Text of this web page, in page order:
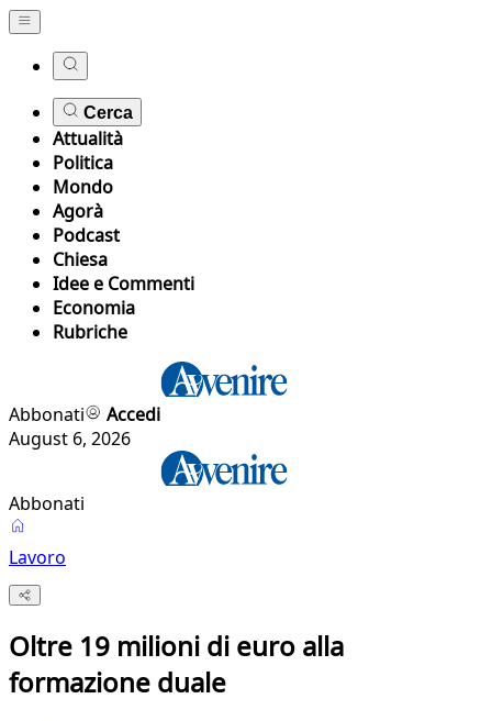
Cerca
Attualità
Politica
Mondo
Agorà
Podcast
Chiesa
Idee e Commenti
Economia
Rubriche
Abbonati
Accedi
August 6, 2026
Abbonati
Lavoro
Oltre 19 milioni di euro alla
formazione duale